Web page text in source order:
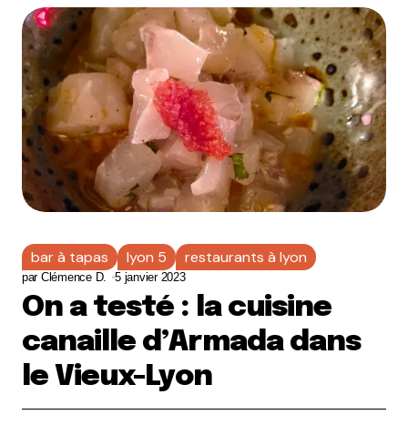
bar à tapas lyon 5 restaurants à lyon
par Clémence D. 5 janvier 2023
On a testé : la cuisine
canaille d’Armada dans
le Vieux-Lyon